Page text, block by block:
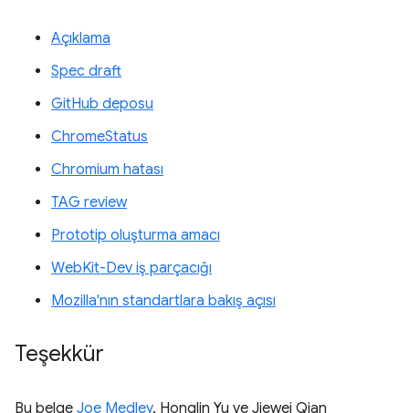
Açıklama
Spec draft
GitHub deposu
ChromeStatus
Chromium hatası
TAG review
Prototip oluşturma amacı
WebKit-Dev iş parçacığı
Mozilla'nın standartlara bakış açısı
Teşekkür
Bu belge Joe Medley, Honglin Yu ve Jiewei Qian